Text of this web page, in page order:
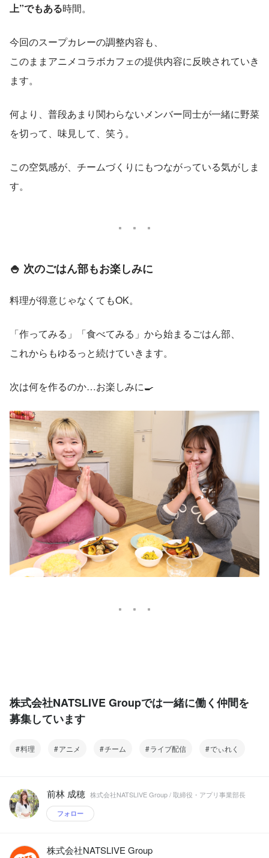
上”でもある時間。
今回のスープカレーの調整内容も、
このままアニメコラボカフェの提供内容に反映されていき
ます。
何より、普段あまり関わらないメンバー同士が一緒に野菜
を切って、味見して、笑う。
この空気感が、チームづくりにもつながっている気がしま
す。
🍚 次のごはん部もお楽しみに
料理が得意じゃなくてもOK。
「作ってみる」「食べてみる」から始まるごはん部、
これからもゆるっと続けていきます。
次は何を作るのか…お楽しみに🍳
株式会社NATSLIVE Groupでは一緒に働く仲間を
募集しています
料理 アニメ チーム ライブ配信 でぃれく
前林 成穂 株式会社NATSLIVE Group / 取締役・アプリ事業部長
フォロー
株式会社NATSLIVE Group